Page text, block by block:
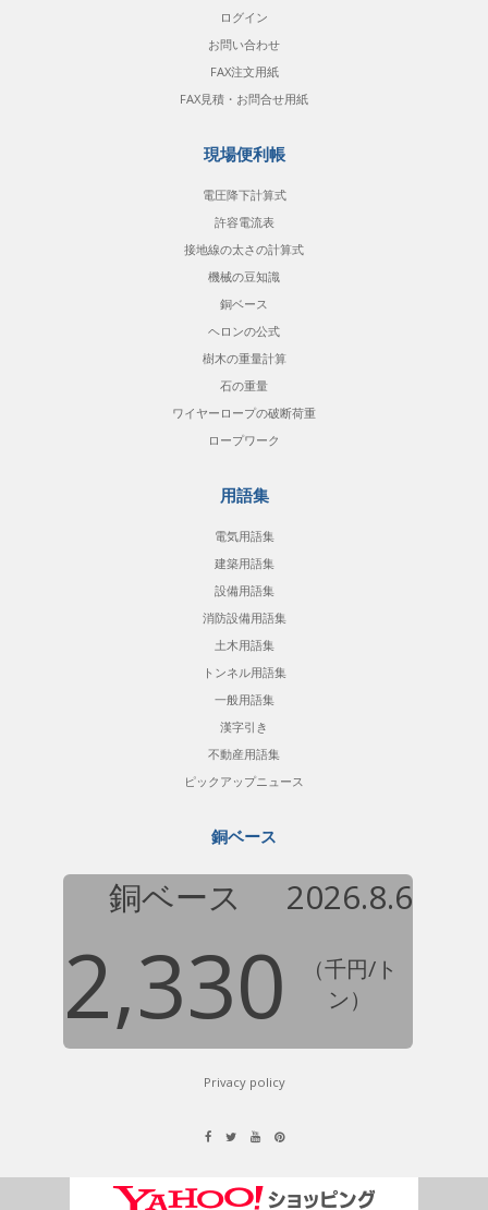
ログイン
お問い合わせ
FAX注文用紙
FAX見積・お問合せ用紙
現場便利帳
電圧降下計算式
許容電流表
接地線の太さの計算式
機械の豆知識
銅ベース
ヘロンの公式
樹木の重量計算
石の重量
ワイヤーロープの破断荷重
ロープワーク
用語集
電気用語集
建築用語集
設備用語集
消防設備用語集
土木用語集
トンネル用語集
一般用語集
漢字引き
不動産用語集
ピックアップニュース
銅ベース
銅ベース 2026.8.6
2,330
（千円/ト
ン）
Privacy policy